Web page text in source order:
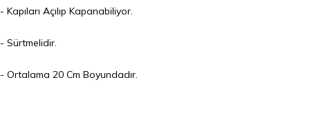
- Kapıları Açılıp Kapanabiliyor.
- Sürtmelidir.
- Ortalama 20 Cm Boyundadır.